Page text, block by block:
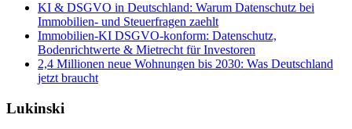
KI & DSGVO in Deutschland: Warum Datenschutz bei
Immobilien- und Steuerfragen zaehlt
Immobilien-KI DSGVO-konform: Datenschutz,
Bodenrichtwerte & Mietrecht für Investoren
2,4 Millionen neue Wohnungen bis 2030: Was Deutschland
jetzt braucht
Lukinski